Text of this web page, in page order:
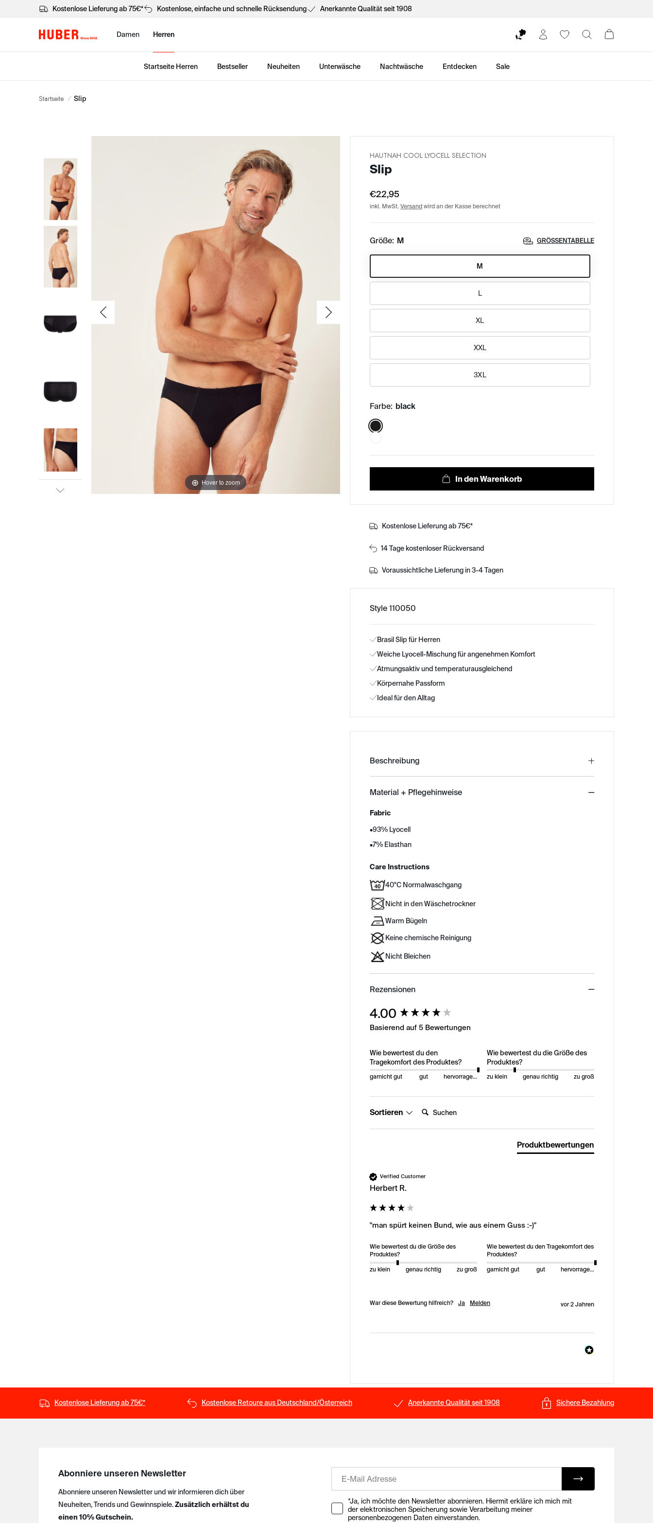
Kostenlose Lieferung ab 75€* Kostenlose, einfache und schnelle Rücksendung Anerkannte Qualität seit 1908
Damen Herren
Startseite Herren Bestseller Neuheiten Unterwäsche Nachtwäsche Entdecken Sale
Startseite / Slip
Hover to zoom
HAUTNAH COOL LYOCELL SELECTION
Slip
€22,95
inkl. MwSt. Versand wird an der Kasse berechnet
Größe: M GRÖSSENTABELLE
M
L
XL
XXL
3XL
Farbe: black
Color:
Kostenlose Lieferung ab 75€*
14 Tage kostenloser Rückversand
Voraussichtliche Lieferung in 3-4 Tagen
Style 110050
Brasil Slip für Herren
Weiche Lyocell-Mischung für angenehmen Komfort
Atmungsaktiv und temperaturausgleichend
Körpernahe Passform
Ideal für den Alltag
Beschreibung
Material + Pflegehinweise
Fabric
•93% Lyocell
•7% Elasthan
Care Instructions
40°C Normalwaschgang
Nicht in den Wäschetrockner
Warm Bügeln
Keine chemische Reinigung
Nicht Bleichen
Rezensionen
4.00
Basierend auf 5 Bewertungen
Wie bewertest du den
Tragekomfort des Produktes?
garnicht gut gut hervorragend
Wie bewertest du die Größe des
Produktes?
zu klein genau richtig zu groß
Sortieren
Produktbewertungen
Verified Customer
Herbert R.
"man spürt keinen Bund, wie aus einem Guss :-)"
Wie bewertest du die Größe des
Produktes?
zu klein genau richtig zu groß
Wie bewertest du den Tragekomfort des
Produktes?
garnicht gut gut hervorragend
War diese Bewertung hilfreich? Ja Melden vor 2 Jahren
New content loaded
Kostenlose Lieferung ab 75€* Kostenlose Retoure aus Deutschland/Österreich Anerkannte Qualität seit 1908 Sichere Bezahlung
Abonniere unseren Newsletter
Abonniere unseren Newsletter und wir informieren dich über
Neuheiten, Trends und Gewinnspiele.Zusätzlich erhältst du
einen 10% Gutschein.
Ihre Zustimmung zu Marketing E-Mails
*Ja, ich möchte den Newsletter abonnieren. Hiermit erkläre ich mich mit
der elektronischen Speicherung sowie Verarbeitung meiner
personenbezogenen Daten einverstanden.